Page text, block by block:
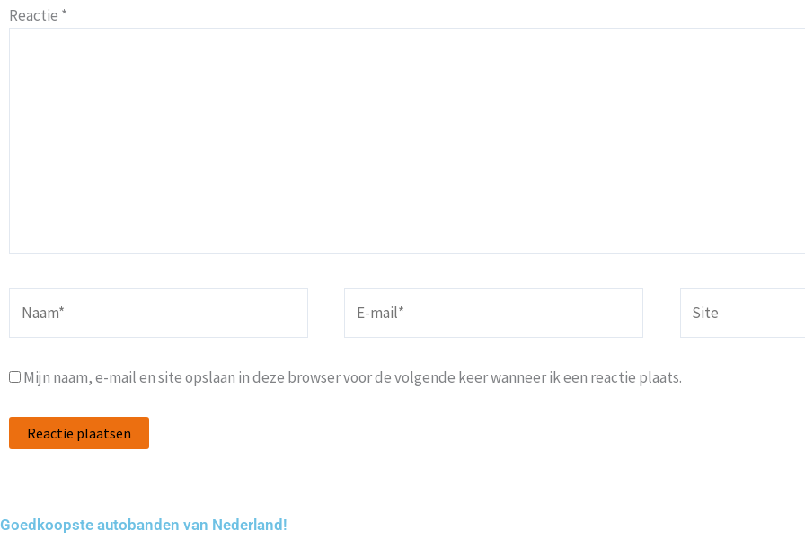
Reactie *
Mijn naam, e-mail en site opslaan in deze browser voor de volgende keer wanneer ik een reactie plaats.
Goedkoopste autobanden van Nederland!